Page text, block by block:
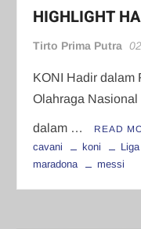
HIGHLIGHT
Tirto Prima Putra
KONI Hadir dalam
Olahraga
dalam … READ
cavani koni
maradona
messi